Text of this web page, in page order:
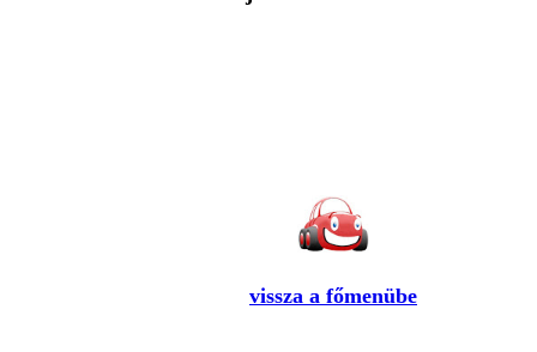
vissza a főmenübe